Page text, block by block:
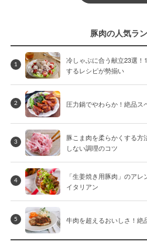
豚肉の人気ラ
1
冷しゃぶに合う献立23選
するレシピが勢揃い
2 圧力鍋でやわらか！絶品ス
3
豚こま肉を柔らかくする方
しない調理のコツ
4
「生姜焼き用豚肉」のア
イタリアン
5 牛肉を超えるおいしさ！絶